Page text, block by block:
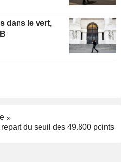
dans le vert,
du seuil des 49.800 points